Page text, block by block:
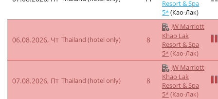
Resort & Spa
5*(Као-Лак)
06.08.2026, Чт Thailand (hotel only) 8
JW Marriott
Khao Lak
Resort & Spa
5*(Као-Лак)
07.08.2026, Пт Thailand (hotel only) 8
JW Marriott
Khao Lak
Resort & Spa
5*(Као-Лак)